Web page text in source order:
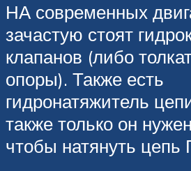
НА современных
зачастую стоят
клапанов (либо
опоры). Также есть
гидронатяжитель
также только он
чтобы натянуть цепь